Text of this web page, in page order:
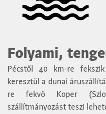
Folyami,
Pécstől 40 km-re
keresztül a dunai
re fekvő Koper
szállítmányozást teszi